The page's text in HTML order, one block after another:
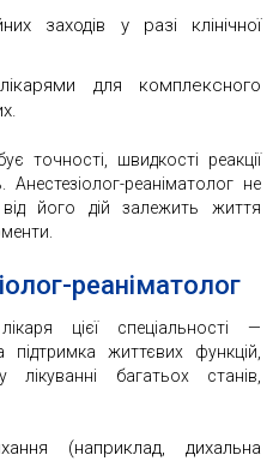
заходів у разі клінічної
для комплексного
точності, швидкості реакції
реаніматолог не
його дій залежить життя
реаніматолог
цієї спеціальності —
підтримка життєвих функцій,
багатьох станів,
(наприклад, дихальна